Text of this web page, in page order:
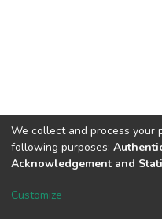
Dspace & Volodymyr Dahl
We collect and process your
following purposes:
Acknowledgement and
Customize